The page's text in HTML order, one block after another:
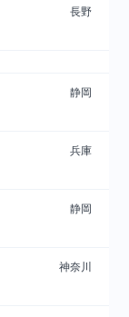
長野
静岡
兵庫
静岡
神奈川